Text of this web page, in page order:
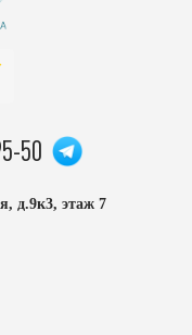
50
д.9к3, этаж 7